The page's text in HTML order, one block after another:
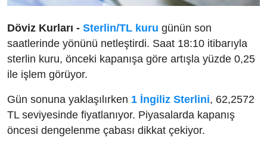
Döviz Kurları - Sterlin/TL kuru günün son
saatlerinde yönünü netleştirdi. Saat 18:10 itibarıyla
sterlin kuru, önceki kapanışa göre artışla yüzde 0,25
ile işlem görüyor.
Gün sonuna yaklaşılırken 1 İngiliz Sterlini, 62,2572
TL seviyesinde fiyatlanıyor. Piyasalarda kapanış
öncesi dengelenme çabası dikkat çekiyor.